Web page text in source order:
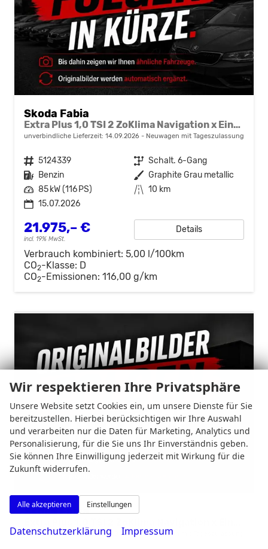
Skoda Fabia
Extra Plus 1,0 TSI 2 ZoKlima Navigation x Einparkhilfe Kessy beheiztes Lenkrad Sitzheizung Sunset 5J Garantie
unverbindliche Lieferzeit: 14.09.2026 Neuwagen mit Tageszulassung
Fahrzeugnr. 5124339 Getriebe Schalt. 6-Gang
Kraftstoff Benzin Außenfarbe Graphite Grau metallic
Leistung 85 kW (116 PS) Kilometerstand 10 km
15.07.2026
21.975,– €
incl. 19% MwSt.
Details
Verbrauch kombiniert: 5,00 l/100km
CO2-Klasse: D
CO2-Emissionen: 116,00 g/km
Skoda Fabia
unverbindliche Lieferzeit:14.09.2026 Neuwagen mit Tageszulassung
Wir respektieren Ihre Privatsphäre
Unsere Website setzt Cookies ein, um unsere Dienste für Sie
bereitzustellen. Hierbei berücksichtigen wir Ihre Auswahl
und verarbeiten nur die Daten für Marketing, Analytics und
Personalisierung, für die Sie uns Ihr Einverständnis geben.
Sie können Ihre Einwilligung jederzeit mit Wirkung für die
Zukunft widerrufen.
Alle akzeptieren Einstellungen
Datenschutzerklärung Impressum